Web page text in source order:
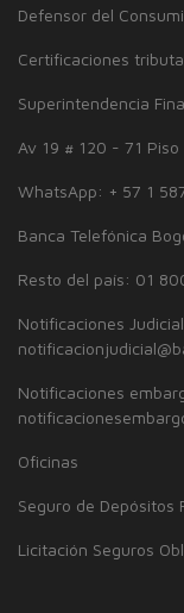
Defensor del
Certificaciones
Superintendencia
Av 19 # 120 - 71
WhatsApp: + 57 1
Banca Telefónica
Resto del país: 01
Notificaciones
Notificaciones
Oficinas
Seguro de Depósitos
Licitación Seguros